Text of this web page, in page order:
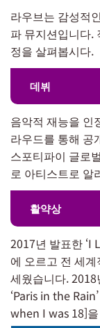
라우브는 감성적
파 뮤지션입니다.
정을 살펴봅시다.
데뷔
음악적 재능을 인
라우드를 통해 공
스포티파이 글로
로 아티스트로 알
활약상
2017년 발표한 ‘I
에 오르고 전 세
세웠습니다.
‘Paris in the
when I was 18]